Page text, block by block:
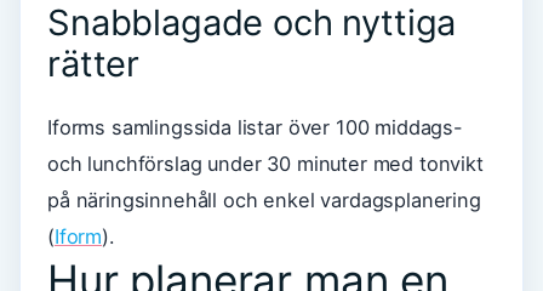
Snabblagade och nyttiga
rätter
Iforms samlingssida listar över 100 middags-
och lunchförslag under 30 minuter med tonvikt
på näringsinnehåll och enkel vardagsplanering
(Iform).
Hur planerar man en